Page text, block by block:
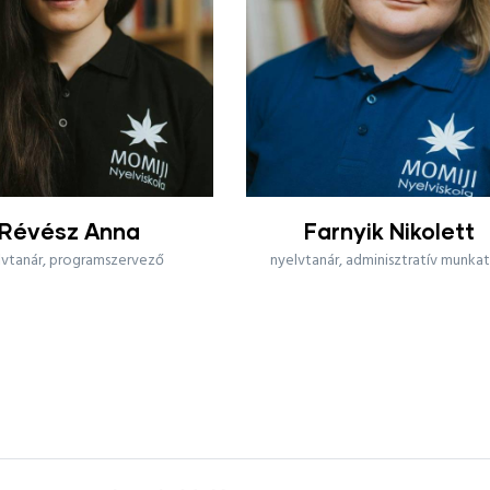
Nikolett
adminisztratív munkatárs
Györe Evelin
nyelvtanár